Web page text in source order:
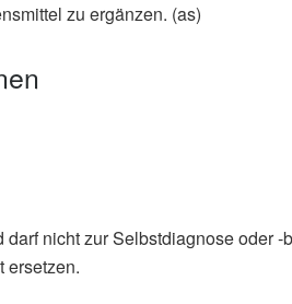
zu ergänzen. (as)
nicht zur Selbstdiagnose oder -
ersetzen.